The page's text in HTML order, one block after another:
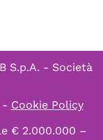
S.p.A. - Società
Cookie Policy
€ 2.000.000 –